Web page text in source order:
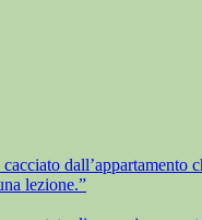
dall’appartamento
lezione.”